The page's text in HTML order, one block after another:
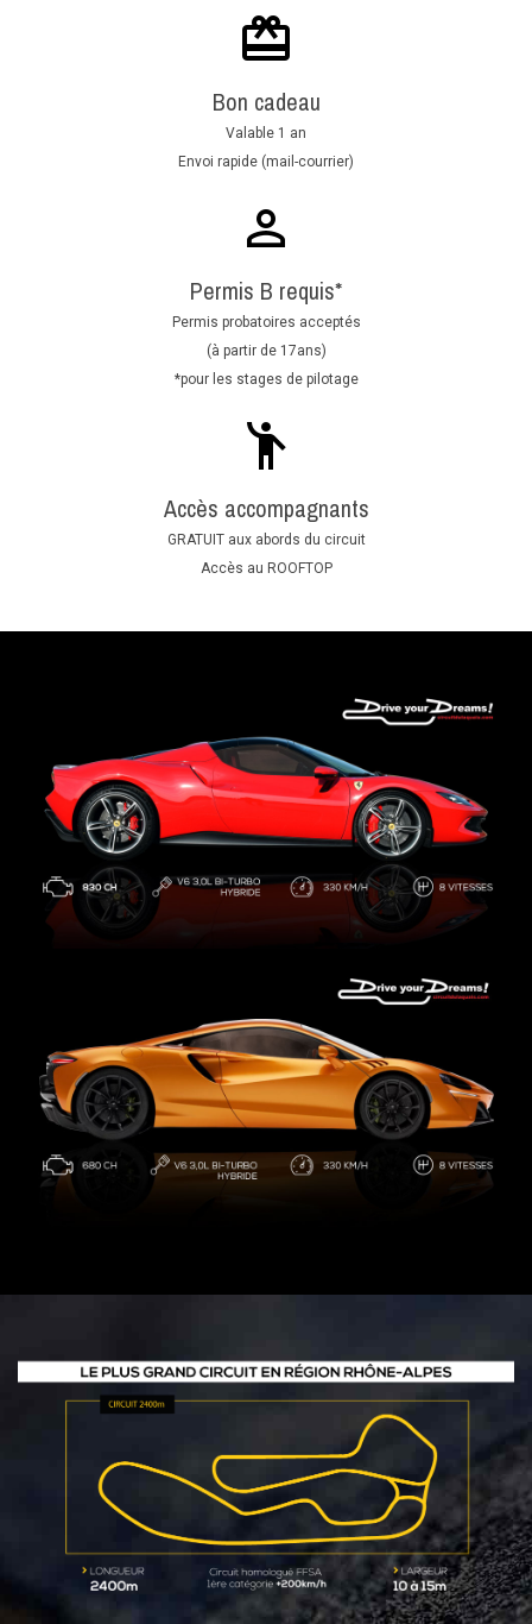
Bon cadeau
Valable 1 an
Envoi rapide (mail-courrier)
Permis B requis*
Permis probatoires acceptés
(à partir de 17ans)
*pour les stages de pilotage
Accès accompagnants
GRATUIT aux abords du circuit
Accès au ROOFTOP